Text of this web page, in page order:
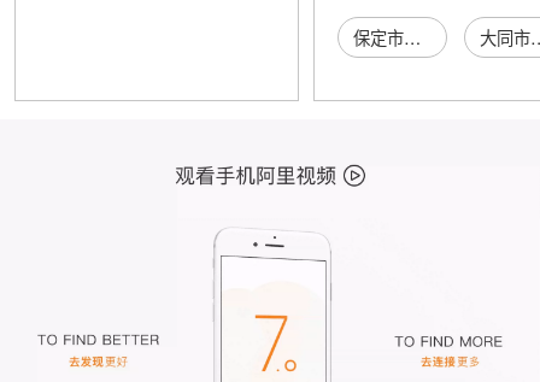
保定市徐水区一泽通讯器材经销部 大同市城